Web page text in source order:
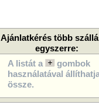
Ajánlatkérés több
egyszerre:
A listát a
gombok
használatával
össze.